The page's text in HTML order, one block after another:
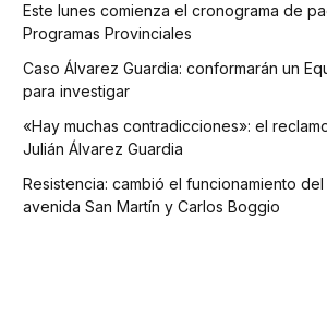
Este lunes comienza el cronograma de
Programas Provinciales
Caso Álvarez Guardia: conformarán un
para investigar
«Hay muchas contradicciones»: el
Julián Álvarez Guardia
Resistencia: cambió el funcionamiento
avenida San Martín y Carlos Boggio